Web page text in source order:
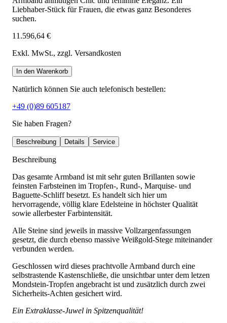
Liebhaber-Stück für Frauen, die etwas ganz Besonderes
suchen.
11.596,64 €
Exkl. MwSt., zzgl. Versandkosten
In den Warenkorb
Natürlich können Sie auch telefonisch bestellen:
+49 (0)89 605187
Sie haben Fragen?
Beschreibung Details Service
Beschreibung
Das gesamte Armband ist mit sehr guten Brillanten sowie
feinsten Farbsteinen im Tropfen-, Rund-, Marquise- und
Baguette-Schliff besetzt. Es handelt sich hier um
hervorragende, völlig klare Edelsteine in höchster Qualität
sowie allerbester Farbintensität.
Alle Steine sind jeweils in massive Vollzargenfassungen
gesetzt, die durch ebenso massive Weißgold-Stege miteinander
verbunden werden.
Geschlossen wird dieses prachtvolle Armband durch eine
selbstrastende Kastenschließe, die unsichtbar unter dem letzen
Mondstein-Tropfen angebracht ist und zusätzlich durch zwei
Sicherheits-Achten gesichert wird.
Ein Extraklasse-Juwel in Spitzenqualität!